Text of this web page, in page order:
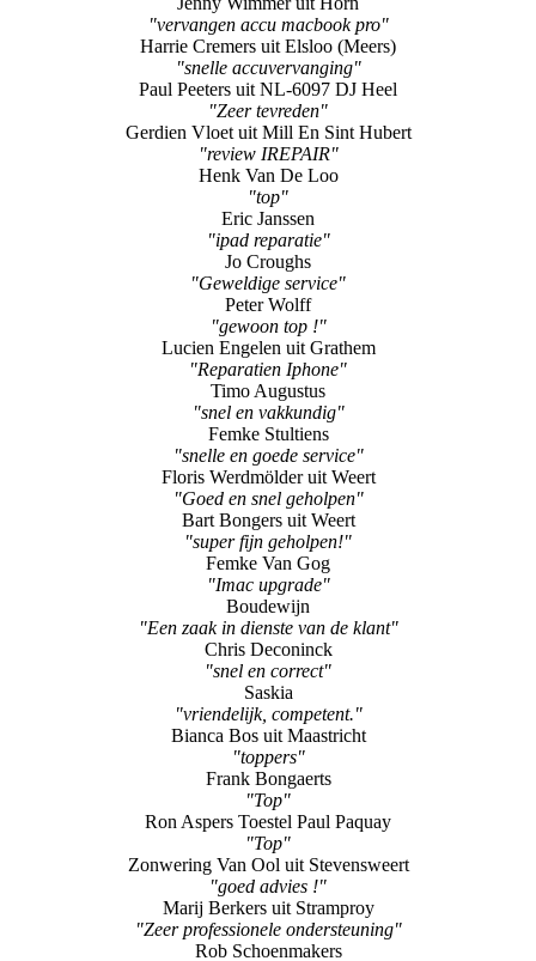
"zeer snelle service"
Luca Kunnen
"batterij laten maken"
Jenny Wimmer uit Horn
"vervangen accu macbook pro"
Harrie Cremers uit Elsloo (Meers)
"snelle accuvervanging"
Paul Peeters uit NL-6097 DJ Heel
"Zeer tevreden"
Gerdien Vloet uit Mill En Sint Hubert
"review IREPAIR"
Henk Van De Loo
"top"
Eric Janssen
"ipad reparatie"
Jo Croughs
"Geweldige service"
Peter Wolff
"gewoon top !"
Lucien Engelen uit Grathem
"Reparatien Iphone"
Timo Augustus
"snel en vakkundig"
Femke Stultiens
"snelle en goede service"
Floris Werdmölder uit Weert
"Goed en snel geholpen"
Bart Bongers uit Weert
"super fijn geholpen!"
Femke Van Gog
"Imac upgrade"
Boudewijn
"Een zaak in dienste van de klant"
Chris Deconinck
"snel en correct"
Saskia
"vriendelijk, competent."
Bianca Bos uit Maastricht
"toppers"
Frank Bongaerts
"Top"
Ron Aspers Toestel Paul Paquay
"Top"
Zonwering Van Ool uit Stevensweert